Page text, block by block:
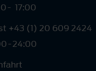
- 17:00
+43 (1) 20 609 2424
-24:00